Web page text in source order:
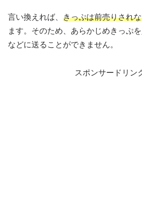
言い換えれば、 きっぷは前売りされ
ます。そのため、あらかじめきっぷ
などに送ることができません。
スポンサードリン